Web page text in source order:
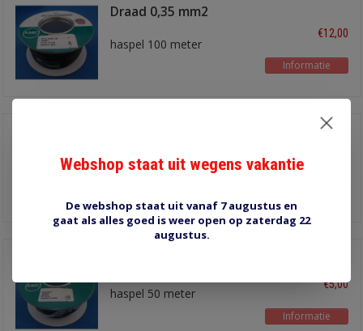
Draad 0,35 mm2
haspel 100 meter
€12,00
Informatie
haspel 50 meter
€5,00
Informatie
Webshop staat uit wegens vakantie
De webshop staat uit vanaf 7 augustus en
gaat als alles goed is weer open op zaterdag 22
augustus.